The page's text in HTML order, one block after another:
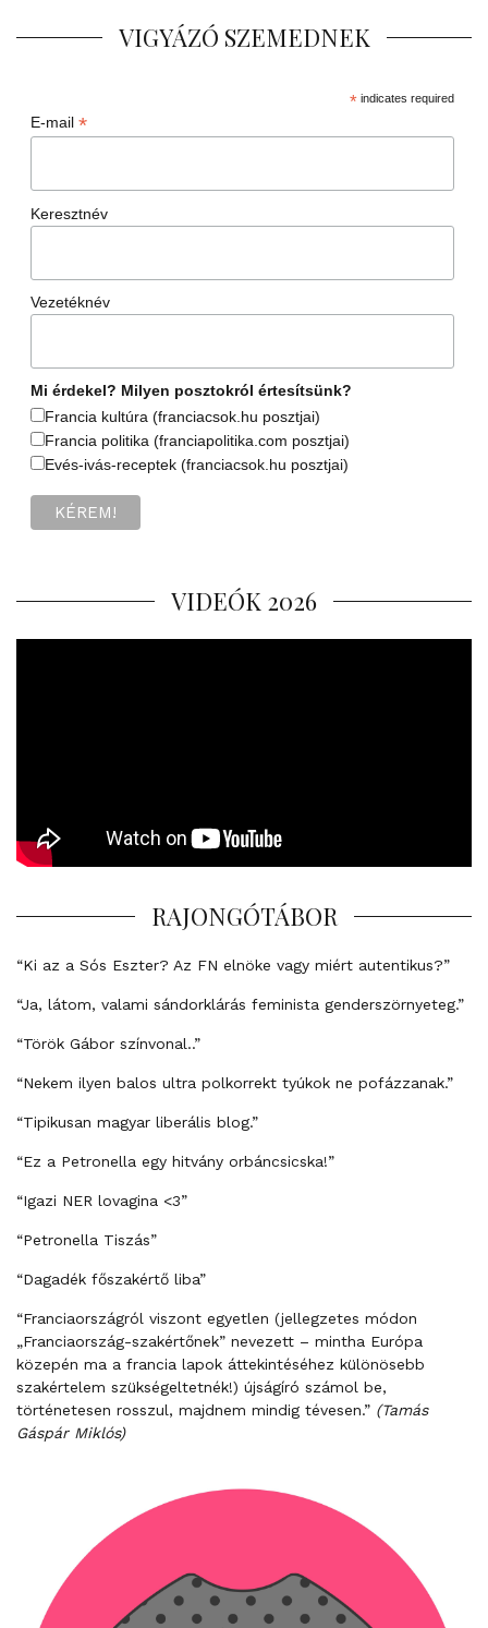
VIGYÁZÓ SZEMEDNEK
*indicates required
E-mail *
Keresztnév
Vezetéknév
Mi érdekel? Milyen posztokról értesítsünk?
Francia kultúra (franciacsok.hu posztjai)
Francia politika (franciapolitika.com posztjai)
Evés-ivás-receptek (franciacsok.hu posztjai)
VIDEÓK 2026
RAJONGÓTÁBOR
“Ki az a Sós Eszter? Az FN elnöke vagy miért autentikus?”
“Ja, látom, valami sándorklárás feminista genderszörnyeteg.”
“Török Gábor színvonal..”
“Nekem ilyen balos ultra polkorrekt tyúkok ne pofázzanak.”
“Tipikusan magyar liberális blog.”
“Ez a Petronella egy hitvány orbáncsicska!”
“Igazi NER lovagina <3”
“Petronella Tiszás”
“Dagadék főszakértő liba”
“Franciaországról viszont egyetlen (jellegzetes módon
„Franciaország-szakértőnek” nevezett – mintha Európa
közepén ma a francia lapok áttekintéséhez különösebb
szakértelem szükségeltetnék!) újságíró számol be,
történetesen rosszul, majdnem mindig tévesen.” (Tamás
Gáspár Miklós)